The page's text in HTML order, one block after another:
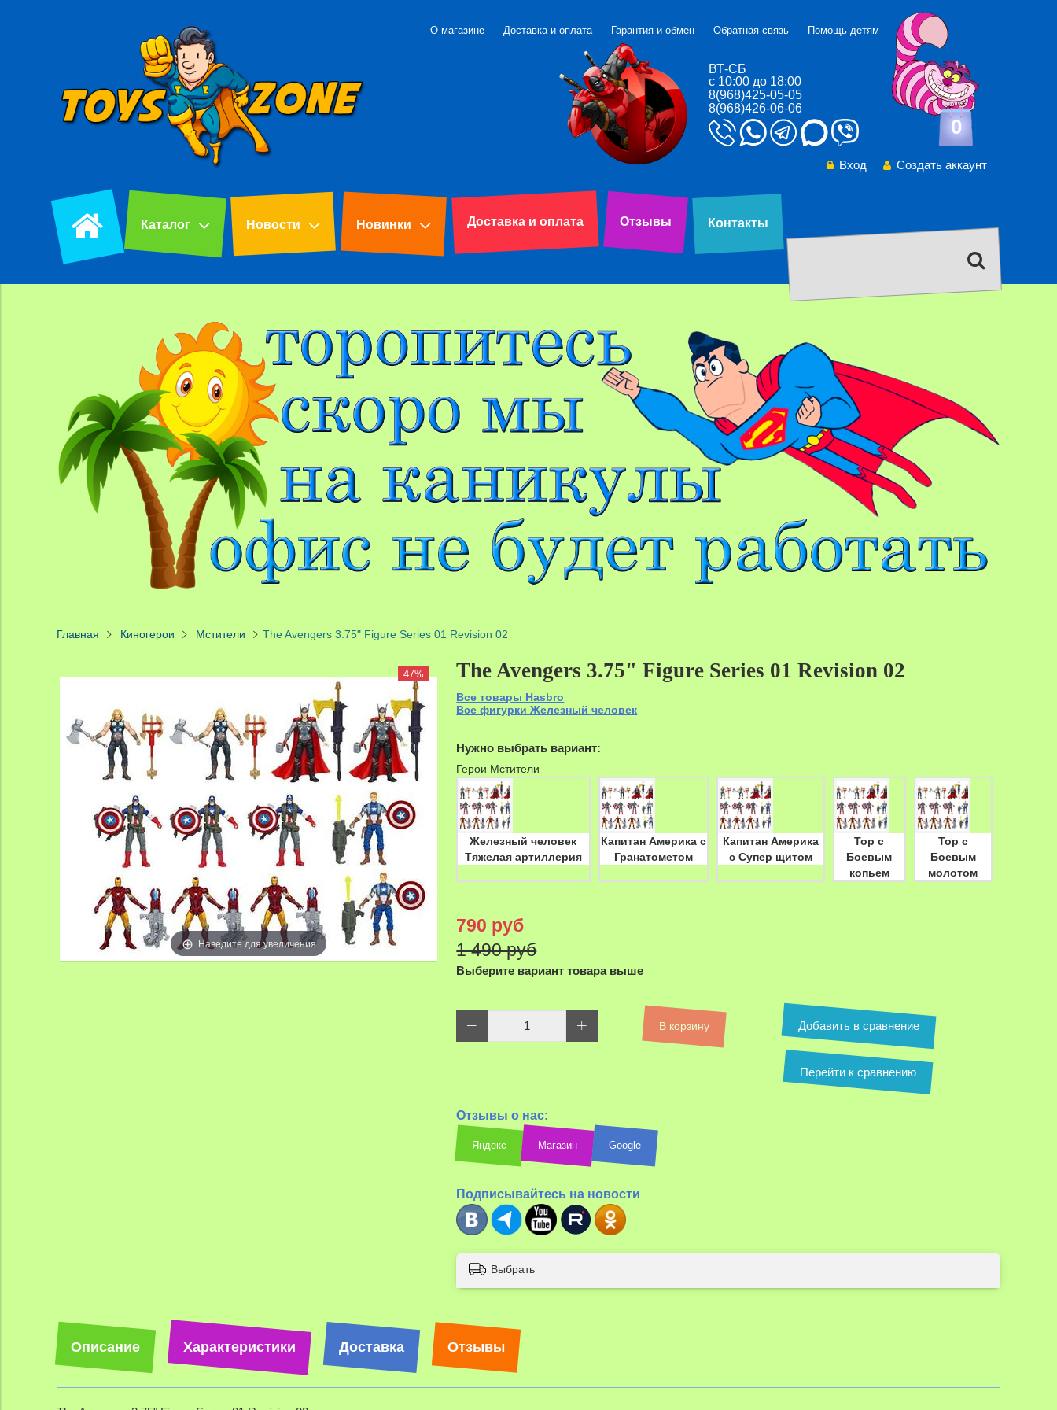
ВТ-СБ
с 10:00 до 18:00
8(968)425-05-05
8(968)426-06-06
О магазине Доставка и оплата Гарантия и обмен Обратная связь Помощь детям
0
Вход Создать аккаунт
Каталог Новости Новинки Доставка и оплата Отзывы Контакты
Главная Киногерои Мстители The Avengers 3.75" Figure Series 01 Revision 02
47%
Наведите для увеличения
The Avengers 3.75" Figure Series 01 Revision 02
Все товары Hasbro
Все фигурки Железный человек
Нужно выбрать вариант:
Герои Мстители
Железный человек
Тяжелая артиллерия
Капитан Америка с
Гранатометом
Капитан Америка
с Супер щитом
Тор с
Боевым
копьем
Тор с
Боевым
молотом
790 руб
1 490 руб
Выберите вариант товара выше
В корзину Добавить в сравнение
Перейти к сравнению
Отзывы о нас:
Яндекс Магазин Google
Подписывайтесь на новости
Выбрать
Описание Характеристики Доставка Отзывы